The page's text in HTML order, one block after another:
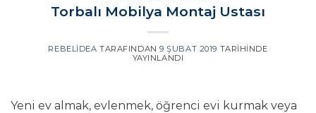
Torbalı Mobilya Montaj Ustası
REBELIDEA TARAFINDAN 9 ŞUBAT 2019 TARIHINDE
YAYINLANDI
Yeni ev almak, evlenmek, öğrenci evi kurmak veya